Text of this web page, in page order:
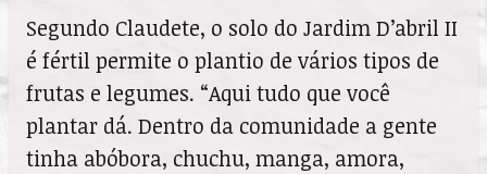
Segundo Claudete, o solo do Jardim D’abril II
é fértil permite o plantio de vários tipos de
frutas e legumes. “Aqui tudo que você
plantar dá. Dentro da comunidade a gente
tinha abóbora, chuchu, manga, amora,